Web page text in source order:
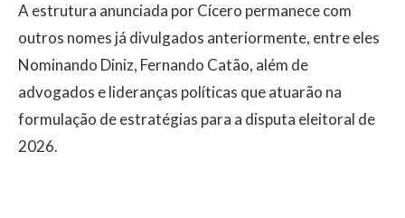
A estrutura anunciada por Cícero permanece com
outros nomes já divulgados anteriormente, entre eles
Nominando Diniz, Fernando Catão, além de
advogados e lideranças políticas que atuarão na
formulação de estratégias para a disputa eleitoral de
2026.